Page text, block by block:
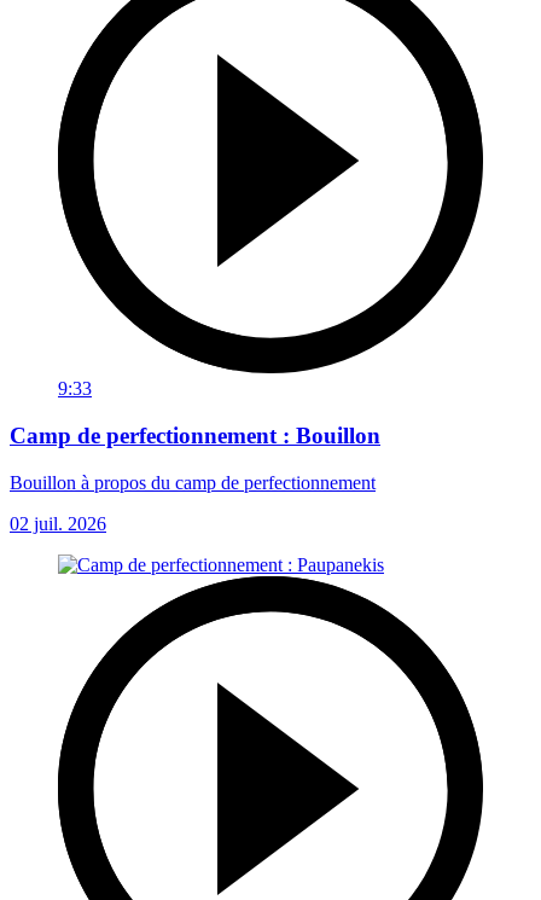
9:33
Camp de perfectionnement : Bouillon
Bouillon à propos du camp de perfectionnement
02 juil. 2026